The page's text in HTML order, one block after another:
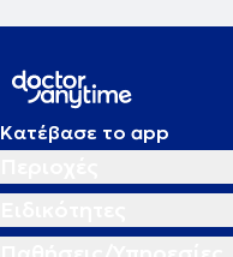
Κατέβασε το app